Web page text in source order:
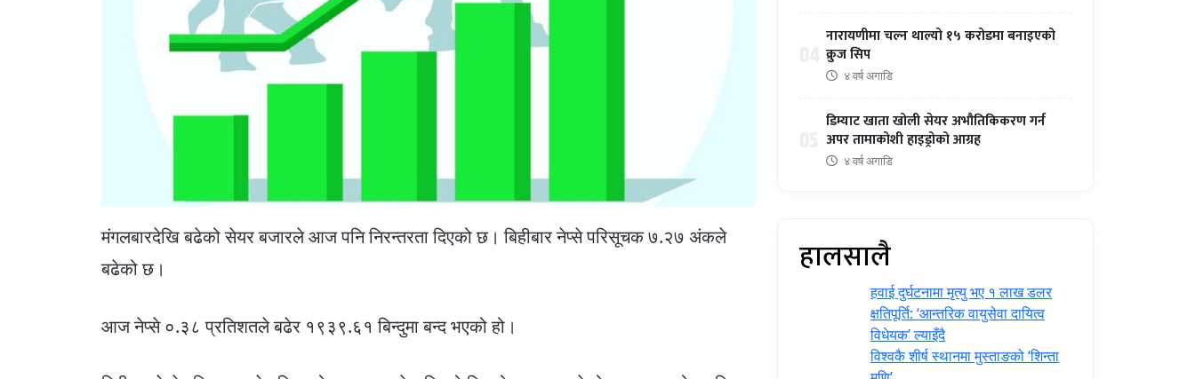
मंगलबारदेखि बढेको सेयर बजारले आज पनि निरन्तरता दिएको छ। बिहीबार नेप्से परिसूचक ७.२७ अंकले
बढेको छ।
आज नेप्से ०.३८ प्रतिशतले बढेर १९३९.६१ बिन्दुमा बन्द भएको हो।
नारायणीमा चल्न थाल्यो १५ करोडमा बनाइएको
क्रुज सिप
४ वर्ष अगाडि
डिम्याट खाता खोली सेयर अभौतिकिकरण गर्न
अपर तामाकोशी हाइड्रोको आग्रह
४ वर्ष अगाडि
हालसालै
हवाई दुर्घटनामा मृत्यु भए १ लाख डलर
क्षतिपूर्ति: ‘आन्तरिक वायुसेवा दायित्व
विधेयक’ ल्याइँदै
विश्वकै शीर्ष स्थानमा मुस्ताङको ‘शिन्ता